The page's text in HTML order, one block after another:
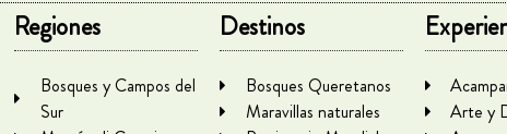
Regiones
Bosques y Campos del
Sur
Destinos
Bosques Queretanos
Maravillas naturales
Arte y